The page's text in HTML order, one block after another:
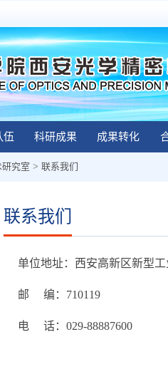
伍 科研成果 成果转化
究室 > 联系我们
联系我们
单位地址：西安高新区新型工
邮 编：710119
电 话：029-88887600